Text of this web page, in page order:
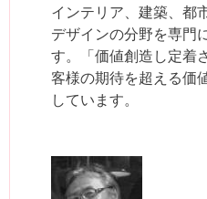
インテリア、建築、都
デザインの分野を専門
す。「価値創造し定着
客様の期待を超える価
しています。